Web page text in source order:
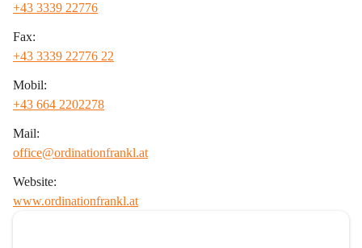
+43 3339 22776
Fax:
+43 3339 22776 22
Mobil:
+43 664 2202278
Mail:
office@ordinationfrankl.at
Website:
www.ordinationfrankl.at